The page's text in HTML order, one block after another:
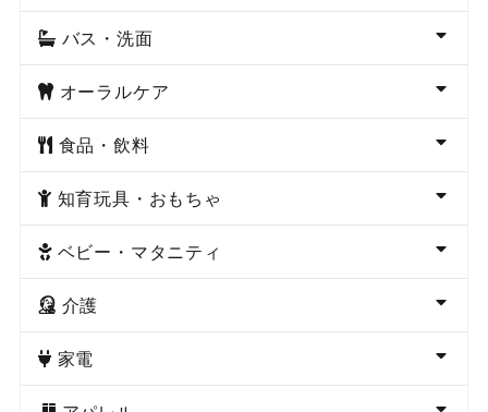
バス・洗面
オーラルケア
食品・飲料
知育玩具・おもちゃ
ベビー・マタニティ
介護
家電